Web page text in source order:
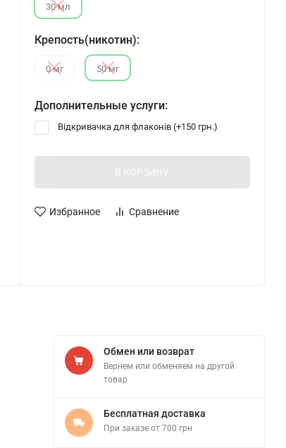
30 мл
Крепость(никотин):
0 мг 50 мг
Дополнительные услуги:
Відкривачка для флаконів (+150 грн.)
В КОРЗИНУ
Избранное Сравнение
Обмен или возврат
Вернем или обменяем на другой
товар
Бесплатная доставка
При заказе от 700 грн